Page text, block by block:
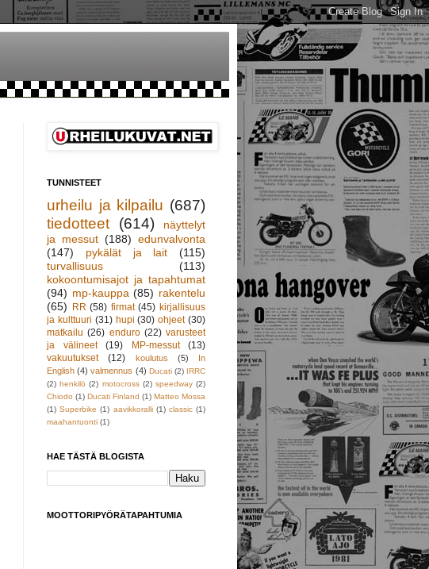
TUNNISTEET
urheilu ja kilpailu (687)
tiedotteet
(614)
näyttelyt
ja messut (188) edunvalvonta
(147)
pykälät ja lait
(115)
turvallisuus
(113)
kokoontumisajot ja tapahtumat
(94) mp-kauppa (85) rakentelu
(65)
RR (58) firmat (45) kirjallisuus
ja kulttuuri (31) hupi (30) ohjeet (30)
matkailu (26) enduro (22) varusteet
ja välineet
(19) MP-messut
(13)
vakuutukset
(12) koulutus (5)
In
English (4) valmennus (4) Ducati (2) IRRC
(2) henkilö (2) motocross (2) speedway (2)
Chiodo (1) Ducati Finland (1) Matteo Mossa
(1) Superbike (1) aavikkoralli (1) classic (1)
maahantuonti (1)
HAE TÄSTÄ BLOGISTA
MOOTTORIPYÖRÄTAPAHTUMIA